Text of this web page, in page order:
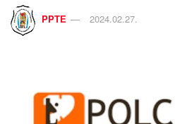
PPTE 2024.02.27.